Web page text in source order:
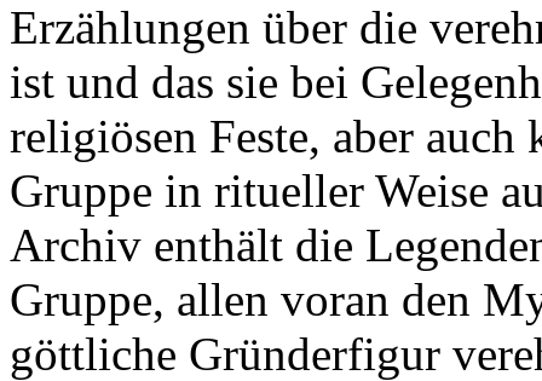
Erzählungen über die
ist und das sie bei
religiösen Feste, aber
Gruppe in ritueller Weise
Archiv enthält die
Gruppe, allen voran den
göttliche Gründerfigur